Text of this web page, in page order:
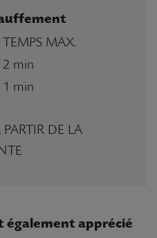
TEMPS MAX.
2 min
1 min
DE LA
également apprécié